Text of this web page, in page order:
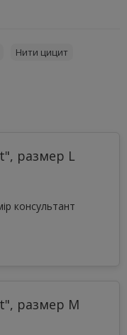
Нити цицит
размер L
консультант
размер M